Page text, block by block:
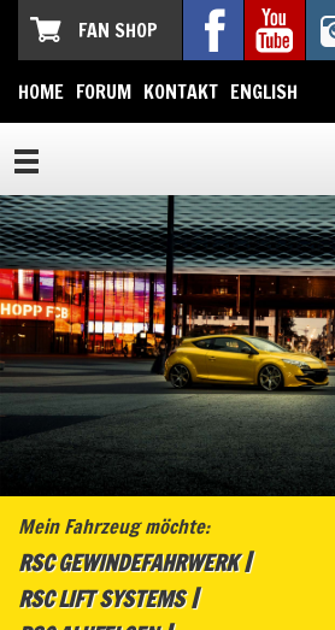
FAN SHOP
HOME FORUM KONTAKT ENGLISH
Mein Fahrzeug möchte:
RSC GEWINDEFAHRWERK
RSC LIFT SYSTEMS